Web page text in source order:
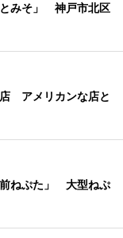
みそ」 神戸市北区
アメリカンな店と
ねぷた」 大型ねぷ